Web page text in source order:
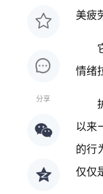
分享
美疲
情绪
以来
的行
仅仅